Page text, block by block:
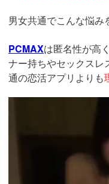
男女共通でこんな悩み
PCMAXは匿名性が高
ナー持ちやセックスレ
通の恋活アプリよりも